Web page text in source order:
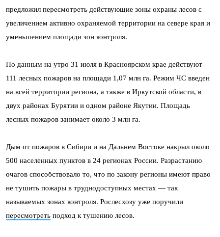
предложил пересмотреть действующие зоны охраны лесов с
увеличением активно охраняемой территории на севере края и
уменьшением площади зон контроля.
По данным на утро 31 июля в Красноярском крае действуют
111 лесных пожаров на площади 1,07 млн га. Режим ЧС введен
на всей территории региона, а также в Иркутской области, в
двух районах Бурятии и одном районе Якутии. Площадь
лесных пожаров занимает около 3 млн га.
Дым от пожаров в Сибири и на Дальнем Востоке накрыл около
500 населенных пунктов в 24 регионах России. Разрастанию
очагов способствовало то, что по закону регионы имеют право
не тушить пожары в труднодоступных местах — так
называемых зонах контроля. Рослесхозу уже поручили
пересмотреть подход к тушению лесов.